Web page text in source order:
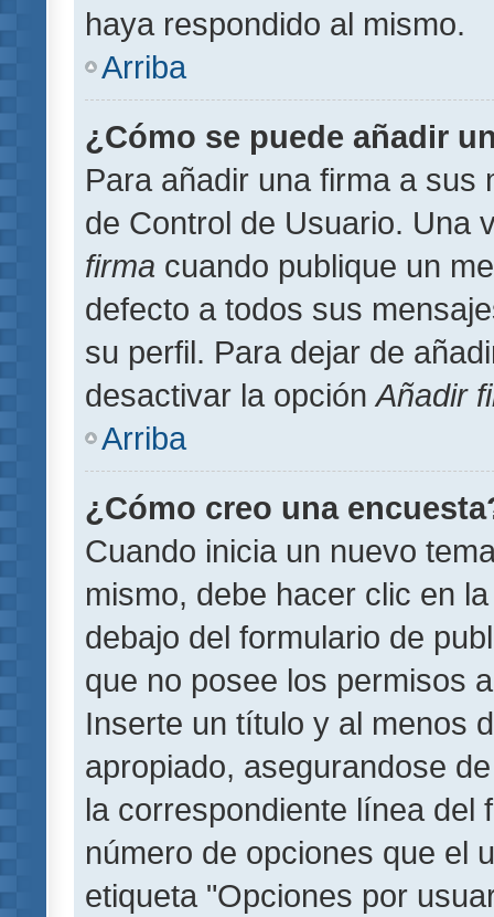
haya respondido al mismo.
Arriba
¿Cómo se puede añadir
Para añadir una firma a sus
de Control de Usuario. Una
firma cuando publique un
defecto a todos sus
su perfil. Para dejar de
desactivar la opción Añadir
Arriba
¿Cómo creo una
Cuando inicia un nuevo
mismo, debe hacer clic en
debajo del formulario de
que no posee los permisos
Inserte un título y al menos
apropiado, asegurandose
la correspondiente línea del
número de opciones que el
etiqueta "Opciones por